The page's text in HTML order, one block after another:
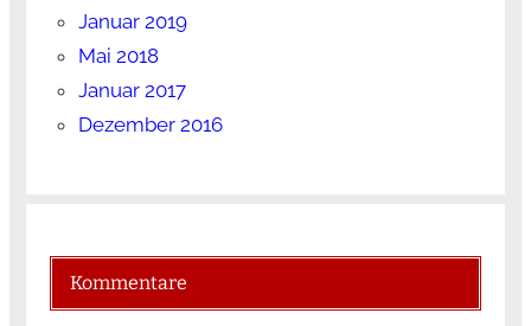
Januar 2019
Mai 2018
Januar 2017
Dezember 2016
Kommentare